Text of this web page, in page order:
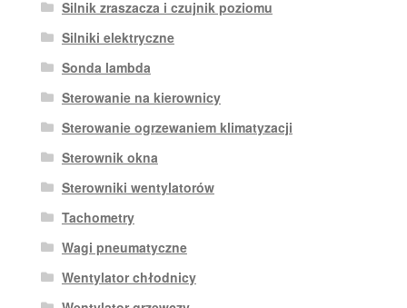
Silnik zraszacza i czujnik poziomu
Silniki elektryczne
Sonda lambda
Sterowanie na kierownicy
Sterowanie ogrzewaniem klimatyzacji
Sterownik okna
Sterowniki wentylatorów
Tachometry
Wagi pneumatyczne
Wentylator chłodnicy